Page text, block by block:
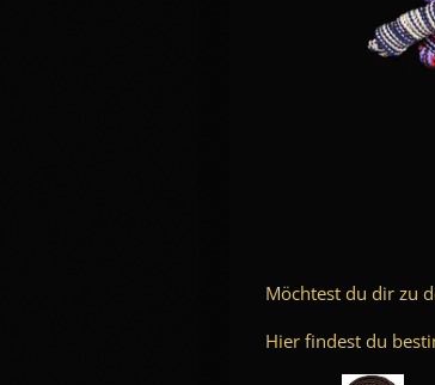
Möchtest du dir zu
Hier findest du